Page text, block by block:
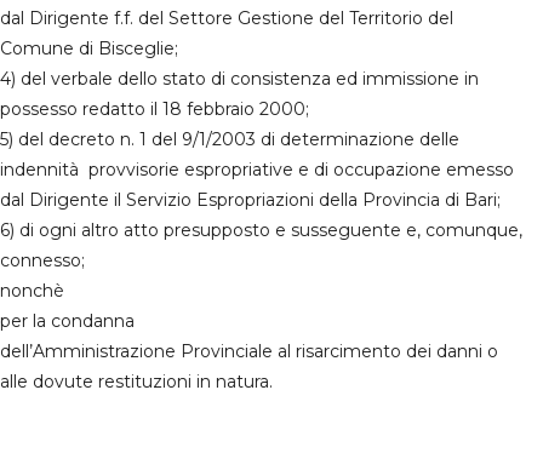
dal Dirigente f.f. del Settore Gestione del Territorio del
Comune di Bisceglie;
4) del verbale dello stato di consistenza ed immissione in
possesso redatto il 18 febbraio 2000;
5) del decreto n. 1 del 9/1/2003 di determinazione delle
indennità provvisorie espropriative e di occupazione emesso
dal Dirigente il Servizio Espropriazioni della Provincia di Bari;
6) di ogni altro atto presupposto e susseguente e, comunque,
connesso;
nonchè
per la condanna
dell’Amministrazione Provinciale al risarcimento dei danni o
alle dovute restituzioni in natura.